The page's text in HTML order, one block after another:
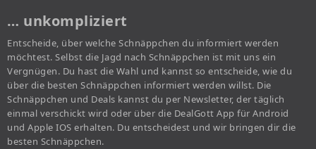
… unkompliziert
Entscheide, über welche Schnäppchen du informiert werden
möchtest. Selbst die Jagd nach Schnäppchen ist mit uns ein
Vergnügen. Du hast die Wahl und kannst so entscheide, wie du
über die besten Schnäppchen informiert werden willst. Die
Schnäppchen und Deals kannst du per Newsletter, der täglich
einmal verschickt wird oder über die DealGott App für Android
und Apple IOS erhalten. Du entscheidest und wir bringen dir die
besten Schnäppchen.